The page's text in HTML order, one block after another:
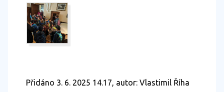
Přidáno 3. 6. 2025 14.17, autor: Vlastimil Říha